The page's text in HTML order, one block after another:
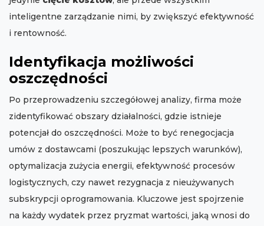
inteligentne zarządzanie nimi, by zwiększyć efektywność
i rentowność.
Identyfikacja możliwości
oszczędności
Po przeprowadzeniu szczegółowej analizy, firma może
zidentyfikować obszary działalności, gdzie istnieje
potencjał do oszczędności. Może to być renegocjacja
umów z dostawcami (poszukując lepszych warunków),
optymalizacja zużycia energii, efektywność procesów
logistycznych, czy nawet rezygnacja z nieużywanych
subskrypcji oprogramowania. Kluczowe jest spojrzenie
na każdy wydatek przez pryzmat wartości, jaką wnosi do